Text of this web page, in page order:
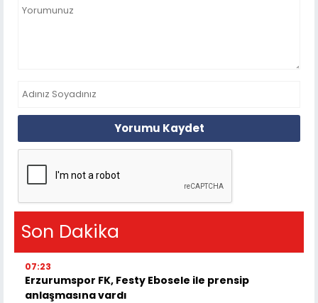
Yorumu Kaydet
Son Dakika
07:23
Erzurumspor FK, Festy Ebosele ile prensip
anlaşmasına vardı